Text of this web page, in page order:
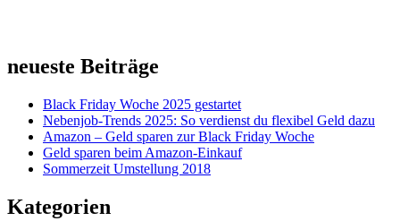
neueste Beiträge
Black Friday Woche 2025 gestartet
Nebenjob-Trends 2025: So verdienst du flexibel Geld dazu
Amazon – Geld sparen zur Black Friday Woche
Geld sparen beim Amazon-Einkauf
Sommerzeit Umstellung 2018
Kategorien